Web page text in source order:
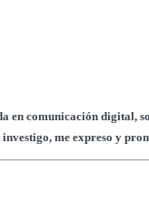
en comunicación digital,
me expreso y